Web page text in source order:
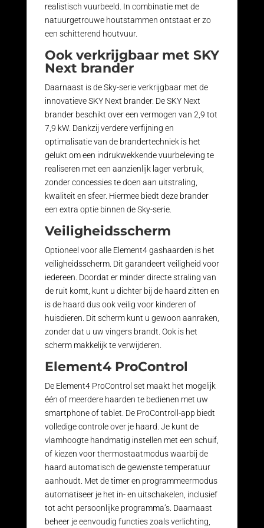
realistisch vuurbeeld. In combinatie met de
natuurgetrouwe houtstammen ontstaat er zo
een schitterend houtvuur.
Ook verkrijgbaar met SKY
Next brander
Daarnaast is de Sky-serie verkrijgbaar met de
innovatieve SKY Next brander. De SKY Next
brander beschikt over een vermogen van 2,9 tot
7,9 kW. Dankzij verdere verfijning en
optimalisatie van de brandertechniek is het
gelukt om een indrukwekkende vuurbeleving te
realiseren met een aanzienlijk lager verbruik,
zonder concessies te doen aan uitstraling,
kwaliteit en sfeer. Hiermee biedt deze brander
een extra optie binnen de Sky-serie.
Veiligheidsscherm
Optioneel voor alle Element4 gashaarden is het
veiligheidsscherm. Dit garandeert veiligheid voor
iedereen. Doordat er minder directe straling van
de ruit komt, kunt u dichter bij de haard zitten en
is de haard dus ook veilig voor kinderen of
huisdieren. Dit scherm kunt u gewoon aanraken,
zonder dat u uw vingers brandt. Ook is het
scherm makkelijk te verwijderen.
Element4 ProControl
De Element4 ProControl set maakt het mogelijk
één of meerdere haarden te bedienen met uw
smartphone of tablet. De ProControll-app biedt
volledige controle over je haard. Je kunt de
vlamhoogte handmatig instellen met een schuif,
of kiezen voor thermostaatmodus waarbij de
haard automatisch de gewenste temperatuur
aanhoudt. Met de timer en programmeermodus
automatiseer je het in- en uitschakelen, inclusief
tot acht persoonlijke programma’s. Daarnaast
beheer je eenvoudig functies zoals verlichting,